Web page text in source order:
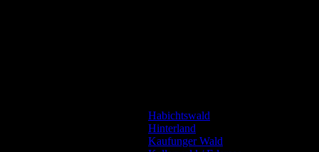
Habichtswald
Hinterland
Kaufunger Wald